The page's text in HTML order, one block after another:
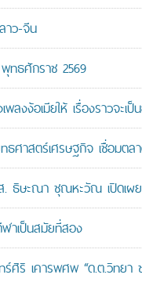
าว-จีน
ทธศักราช 2569
งง้อเมียให้ เรื่องราวจะเป็
ธศาสตร์เศรษฐกิจ เชื่อม
ษะณา ชุณหะวัณ เปิดเผย
าเป็นสมัยที่สอง
ริ เคารพศพ “ด.ต.วิทยา